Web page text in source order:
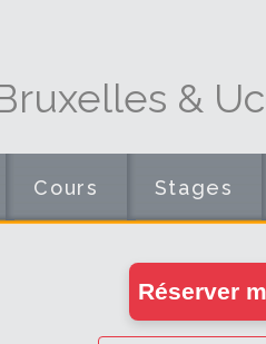
&
Cours Stages
Réserver